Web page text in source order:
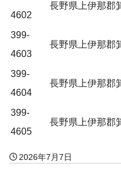
4602
長野県上伊那郡
399-
4603
長野県上伊那郡
399-
4604
長野県上伊那郡
399-
4605
長野県上伊那郡
2026年7月7日